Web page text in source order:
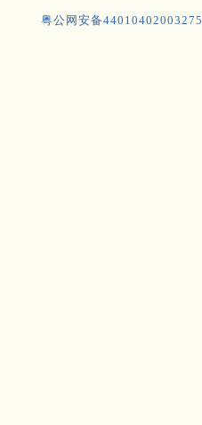
粤公网安备44010402003275